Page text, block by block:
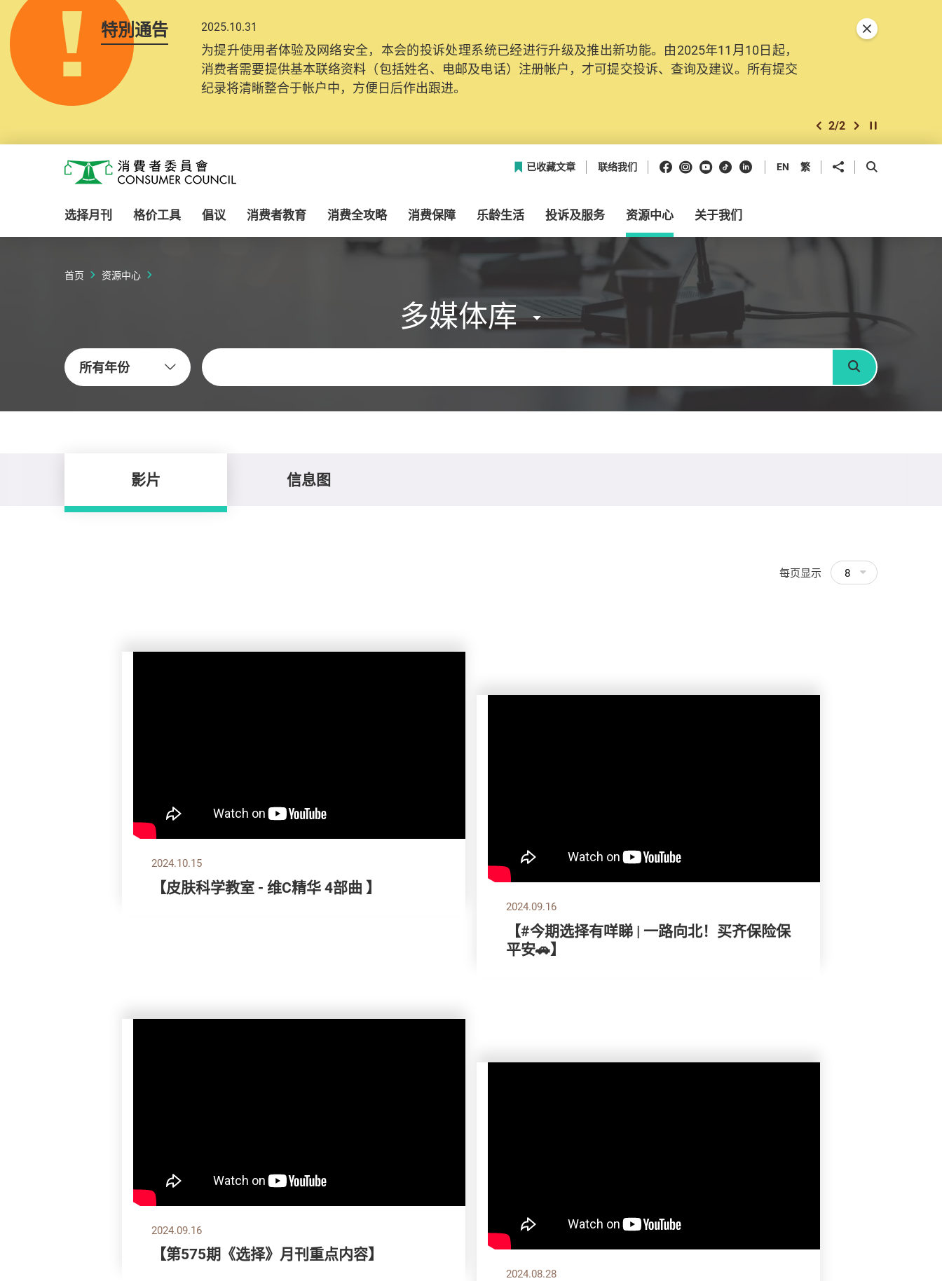
特別通告 2025.10.31
为提升使用者体验及网络安全，本会的投诉处理系统已经进行升级及推出新功能。由2025年11月10日起，
消费者需要提供基本联络资料（包括姓名、电邮及电话）注册帐户，才可提交投诉、查询及建议。所有提交
纪录将清晰整合于帐户中，方便日后作出跟进。
上一个
2/2 下一个开始/暂停幻灯
关闭特別通告
消费者委员会
已收藏文章 联络我们 Facebook
Instagram
Youtube
抖音领英 EN 繁 分享到 开启搜寻框
选择月刊 格价工具 倡议 消费者教育 消费全攻略 消费保障 乐龄生活 投诉及服务 资源中心 关于我们
首页 资源中心
多媒体库
所有年份
关键字
搜寻
影片 信息图
每页显示 8
2024.10.15
【皮肤科学教室 - 维C精华 4部曲 】
2024.09.16
【#今期选择有咩睇 | 一路向北！买齐保险保
平安🚗】
2024.09.16
【第575期《选择》月刊重点内容】
2024.08.28